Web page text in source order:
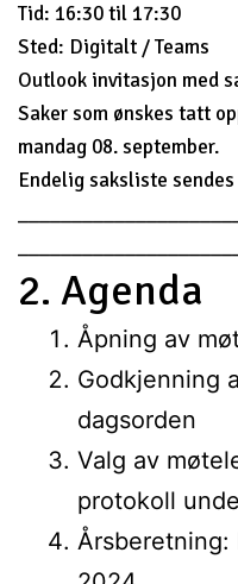
Tid: 16:30 til 17:30
Sted: Digitalt / Teams
Outlook invitasjon med
Saker som ønskes tatt
mandag 08. september.
Endelig saksliste
2. Agenda
Åpning av
Godkjenning
dagsorden
Valg av
protokoll
Årsberetning: